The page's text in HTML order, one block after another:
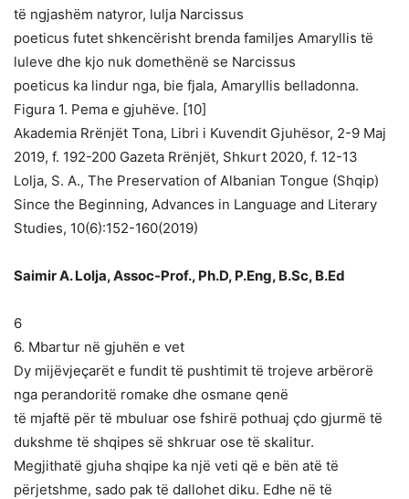
të ngjashëm natyror, lulja Narcissus
poeticus futet shkencërisht brenda familjes Amaryllis të
luleve dhe kjo nuk domethënë se Narcissus
poeticus ka lindur nga, bie fjala, Amaryllis belladonna.
Figura 1. Pema e gjuhëve. [10]
Akademia Rrënjët Tona, Libri i Kuvendit Gjuhësor, 2-9 Maj
2019, f. 192-200 Gazeta Rrënjët, Shkurt 2020, f. 12-13
Lolja, S. A., The Preservation of Albanian Tongue (Shqip)
Since the Beginning, Advances in Language and Literary
Studies, 10(6):152-160(2019)
Saimir A. Lolja, Assoc-Prof., Ph.D, P.Eng, B.Sc, B.Ed
6
6. Mbartur në gjuhën e vet
Dy mijëvjeçarët e fundit të pushtimit të trojeve arbërorë
nga perandoritë romake dhe osmane qenë
të mjaftë për të mbuluar ose fshirë pothuaj çdo gjurmë të
dukshme të shqipes së shkruar ose të skalitur.
Megjithatë gjuha shqipe ka një veti që e bën atë të
përjetshme, sado pak të dallohet diku. Edhe në të